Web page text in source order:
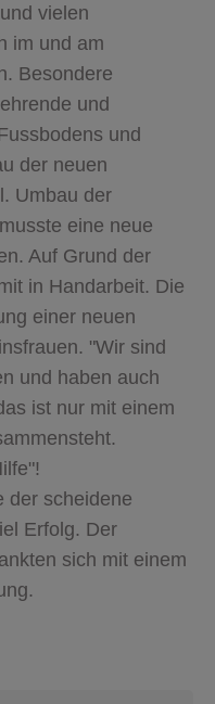
vielen
im und am
Besondere
und
und
der neuen
Umbau der
eine neue
Auf Grund der
in Handarbeit. Die
einer neuen
"Wir sind
und haben auch
ist nur mit einem
der scheidene
Erfolg. Der
sich mit einem